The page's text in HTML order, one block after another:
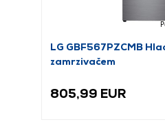
LG GBF567PZCMB
zamrzivačem
805,99 EUR